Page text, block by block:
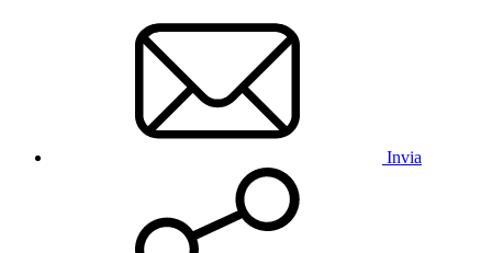
Invia